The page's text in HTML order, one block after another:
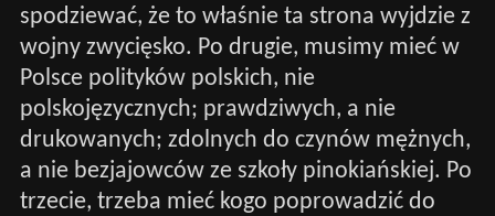
spodziewać, że to właśnie ta strona wyjdzie z
wojny zwycięsko. Po drugie, musimy mieć w
Polsce polityków polskich, nie
polskojęzycznych; prawdziwych, a nie
drukowanych; zdolnych do czynów mężnych,
a nie bezjajowców ze szkoły pinokiańskiej. Po
trzecie, trzeba mieć kogo poprowadzić do